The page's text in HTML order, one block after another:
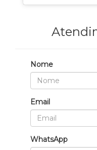
Nome
Email
WhatsApp